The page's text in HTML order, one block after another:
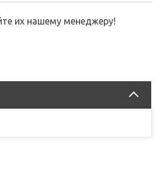
их нашему менеджеру!